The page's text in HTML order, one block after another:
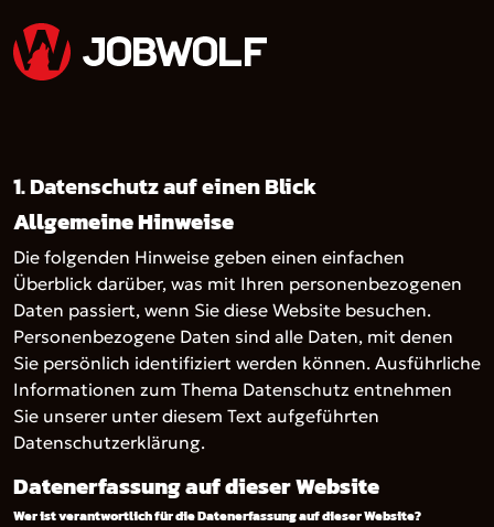
1. Datenschutz auf einen Blick
Allgemeine Hinweise
Die folgenden Hinweise geben einen einfachen
Überblick darüber, was mit Ihren personenbezogenen
Daten passiert, wenn Sie diese Website besuchen.
Personenbezogene Daten sind alle Daten, mit denen
Sie persönlich identifiziert werden können. Ausführliche
Informationen zum Thema Datenschutz entnehmen
Sie unserer unter diesem Text aufgeführten
Datenschutzerklärung.
Datenerfassung auf dieser Website
Wer ist verantwortlich für die Datenerfassung auf dieser Website?